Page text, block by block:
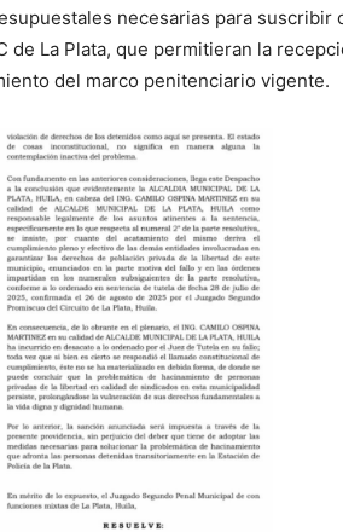
necesarias para suscribir
de La Plata, que permitieran la
del marco penitenciario vigente.